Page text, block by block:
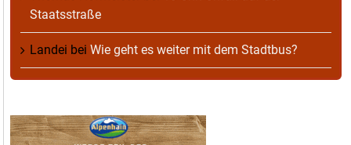
Staatsstraße
Landei bei Wie geht es weiter mit dem Stadtbus?